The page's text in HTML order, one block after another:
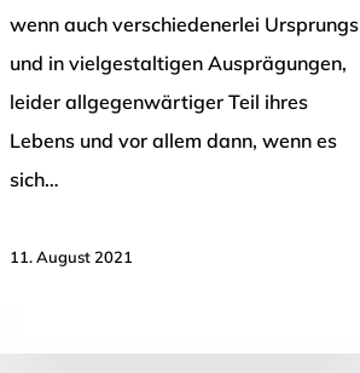
wenn auch verschiedenerlei Ursprungs
und in vielgestaltigen Ausprägungen,
leider allgegenwärtiger Teil ihres
Lebens und vor allem dann, wenn es
sich…
11. August 2021